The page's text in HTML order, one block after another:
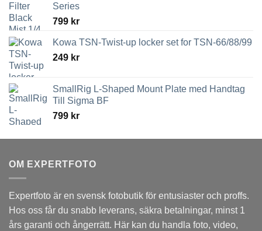
Series
799 kr
Kowa TSN-Twist-up locker set for TSN-66/88/99
249 kr
SmallRig L-Shaped Mount Plate med Handtag
Till Sigma BF
799 kr
OM EXPERTFOTO
Expertfoto är en svensk fotobutik för entusiaster och proffs.
Hos oss får du snabb leverans, säkra betalningar, minst 1
års garanti och ångerrätt. Här kan du handla foto, video,